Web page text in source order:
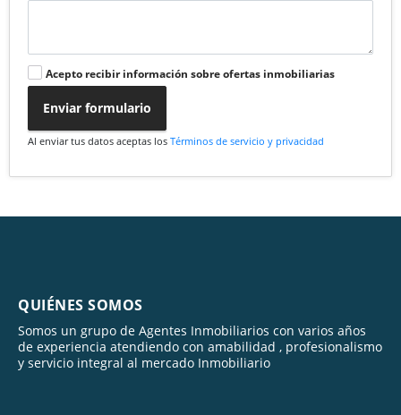
Acepto recibir información sobre ofertas inmobiliarias
Enviar formulario
Al enviar tus datos aceptas los Términos de servicio y privacidad
QUIÉNES SOMOS
Somos un grupo de Agentes Inmobiliarios con varios años
de experiencia atendiendo con amabilidad , profesionalismo
y servicio integral al mercado Inmobiliario